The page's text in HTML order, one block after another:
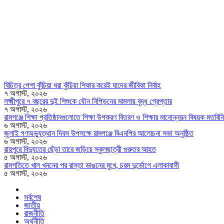
বিচিত্র পেশা কুঁচিয়া ধরা কুঁচিয়া শিকার করেই যাদের জীবিকা নির্বাহ
৭ অগাস্ট, ২০২৬
লক্ষ্মীপুরে ৭ বছরের দুই শিশুকে যৌন নিপিড়নের মামলায় বৃদ্ধ গ্রেপ্তার
৭ অগাস্ট, ২০২৬
রামগঞ্জে শিক্ষা প্রতিষ্ঠানগুলোতে শিক্ষা উপকরণ বিতরণ ও শিক্ষার মানোন্নয়ন বিষয়ক
৬ অগাস্ট, ২০২৬
জুলাই গণঅভ্যুত্থান দিবস উপলক্ষে রামগঞ্জে বিএনপির আলোচনা সভা অনুষ্ঠিত
৬ অগাস্ট, ২০২৬
রায়পুরে বিদ্যুতের ছেঁড়া তারে জড়িয়ে স্কুলছাত্রী গুরুতর আহত
৫ অগাস্ট, ২০২৬
রামগতিতে খাল খননের পর রাস্তা ভাঙনের মুখে, চরম দুর্ভোগে এলাকাবাসী
৫ অগাস্ট, ২০২৬
সর্বশেষ
জাতীয়
রাজনীতি
অর্থনীতি